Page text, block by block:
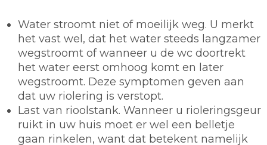
Water stroomt niet of moeilijk weg. U merkt
het vast wel, dat het water steeds langzamer
wegstroomt of wanneer u de wc doortrekt
het water eerst omhoog komt en later
wegstroomt. Deze symptomen geven aan
dat uw riolering is verstopt.
Last van rioolstank. Wanneer u rioleringsgeur
ruikt in uw huis moet er wel een belletje
gaan rinkelen, want dat betekent namelijk